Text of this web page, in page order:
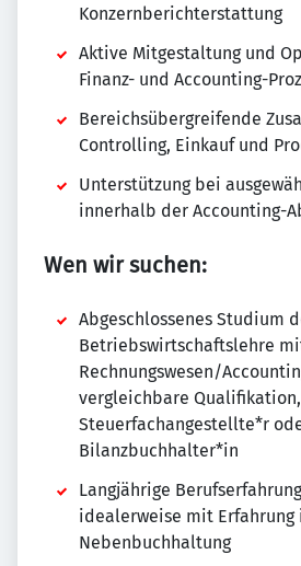
Konzernberichterstattung
Aktive Mitgestaltung und
Finanz- und Accounting-
Bereichsübergreifende
Controlling, Einkauf und
Unterstützung bei
innerhalb der Accounting-
Wen wir suchen:
Abgeschlossenes Studium
Betriebswirtschaftslehre
Rechnungswesen/
vergleichbare Qualifikation,
Steuerfachangestellte*r
Bilanzbuchhalter*in
Langjährige
idealerweise mit Erfahrung
Nebenbuchhaltung